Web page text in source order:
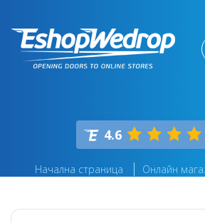
4.6
Начална страница Онлайн